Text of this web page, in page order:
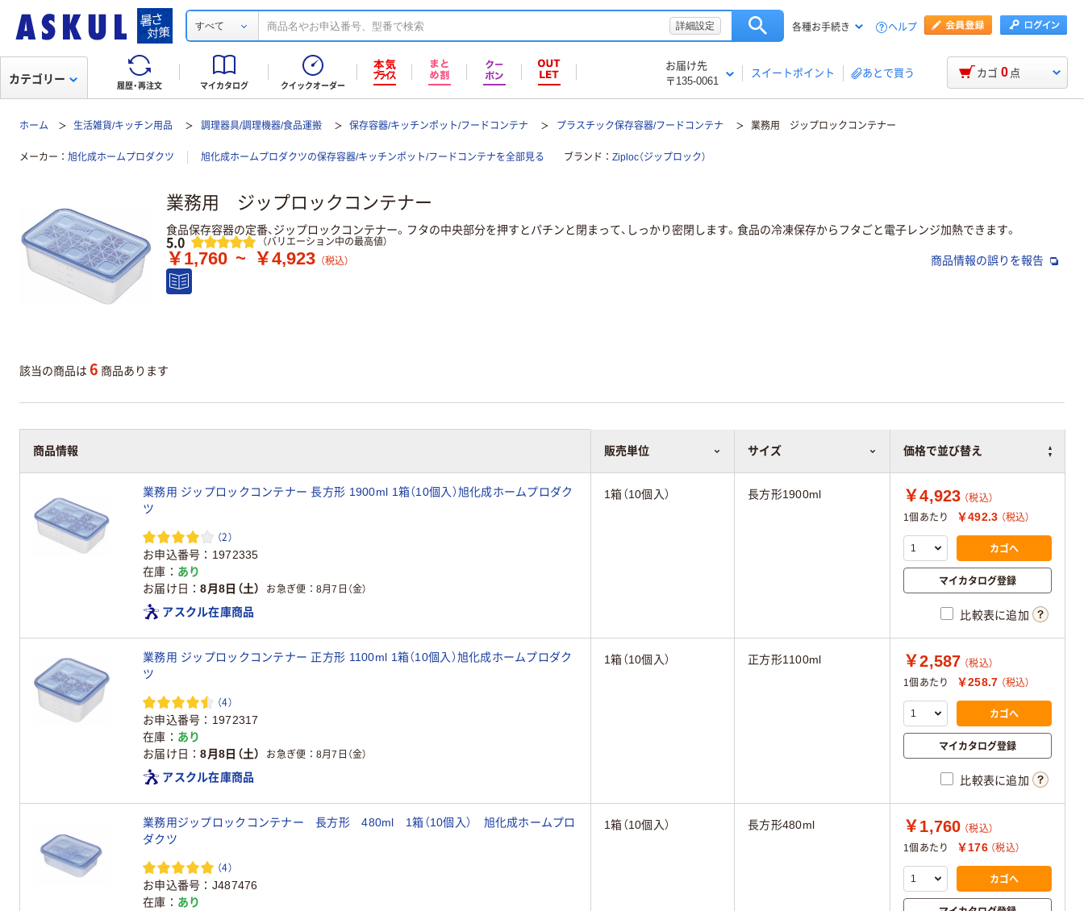
すべて 詳細設定 各種お手続き ヘルプ
履歴・再注文 マイカタログ クイックオーダー
お届け先
〒135-0061
スイートポイント あとで買う
カテゴリー カゴ 0 点
ホーム 生活雑貨/キッチン用品 調理器具/調理機器/食品運搬 保存容器/キッチンポット/フードコンテナ プラスチック保存容器/フードコンテナ 業務用 ジップロックコンテナー
メーカー 旭化成ホームプロダクツ 旭化成ホームプロダクツの保存容器/キッチンポット/フードコンテナを全部見る ブランド Ziploc（ジップロック）
業務用 ジップロックコンテナー
食品保存容器の定番、ジップロックコンテナー。フタの中央部分を押すとパチンと閉まって、しっかり密閉します。食品の冷凍保存からフタごと電子レンジ加熱できます。
レビュー
5.0 （バリエーション中の最高値）
￥1,760 ~ ￥4,923 （税込） 商品情報の誤りを報告
該当の商品は 6 商品あります
商品情報 販売単位 サイズ 価格で並び替え
業務用 ジップロックコンテナー 長方形 1900ml 1箱（10個入）旭化成ホームプロダク
ツ
（2）
お申込番号
1972335
在庫
あり
お届け日
8月8日（土） お急ぎ便 8月7日（金）
アスクル在庫商品
1箱（10個入） 長方形1900ml ￥4,923 （税込）
1個あたり
￥492.3 （税込）
カゴへ
マイカタログ登録
比較表に追加
業務用 ジップロックコンテナー 正方形 1100ml 1箱（10個入）旭化成ホームプロダク
ツ
（4）
お申込番号
1972317
在庫
あり
お届け日
8月8日（土） お急ぎ便 8月7日（金）
アスクル在庫商品
1箱（10個入） 正方形1100ml ￥2,587 （税込）
1個あたり
￥258.7 （税込）
カゴへ
マイカタログ登録
比較表に追加
業務用ジップロックコンテナー 長方形 480ml 1箱（10個入） 旭化成ホームプロ
ダクツ
（4）
お申込番号
J487476
在庫
あり
1箱（10個入） 長方形480ml ￥1,760 （税込）
1個あたり
￥176 （税込）
カゴへ